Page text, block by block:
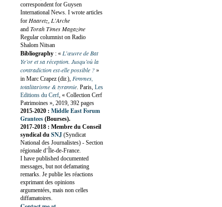
correspondent for Guysen
International News. I wrote articles
for Haaretz, L'Arche
and Torah Times Magazine
Regular columnist on Radio
Shalom Nitsan
Bibliography : « L’œuvre de Bat
Ye’or et sa réception. Jusqu’où la
contradiction est-elle possible ? »
in Marc Crapez (dir.), Femmes,
totalitarisme & tyrannie. Paris, Les
Editions du Cerf, « Collection Cerf
Patrimoines », 2019, 392 pages
2015-2020 : Middle East Forum
Grantees (Bourses).
2017-2018 : Membre du Conseil
syndical du SNJ (Syndicat
National des Journalistes) - Section
régionale d’Île-de-France.
I have published documented
messages, but not defamating
remarks. Je publie les réactions
exprimant des opinions
argumentées, mais non celles
diffamatoires.